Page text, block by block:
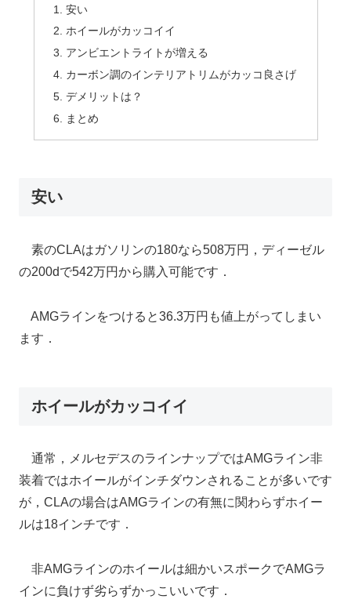
安い
ホイールがカッコイイ
アンビエントライトが増える
カーボン調のインテリアトリムがカッコ良さげ
デメリットは？
まとめ
安い
素のCLAはガソリンの180なら508万円，ディーゼル
の200dで542万円から購入可能です．
AMGラインをつけると36.3万円も値上がってしまい
ます．
ホイールがカッコイイ
通常，メルセデスのラインナップではAMGライン非
装着ではホイールがインチダウンされることが多いです
が，CLAの場合はAMGラインの有無に関わらずホイー
ルは18インチです．
非AMGラインのホイールは細かいスポークでAMGラ
インに負けず劣らずかっこいいです．